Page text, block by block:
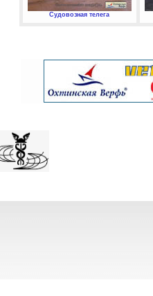
Судовозная телега